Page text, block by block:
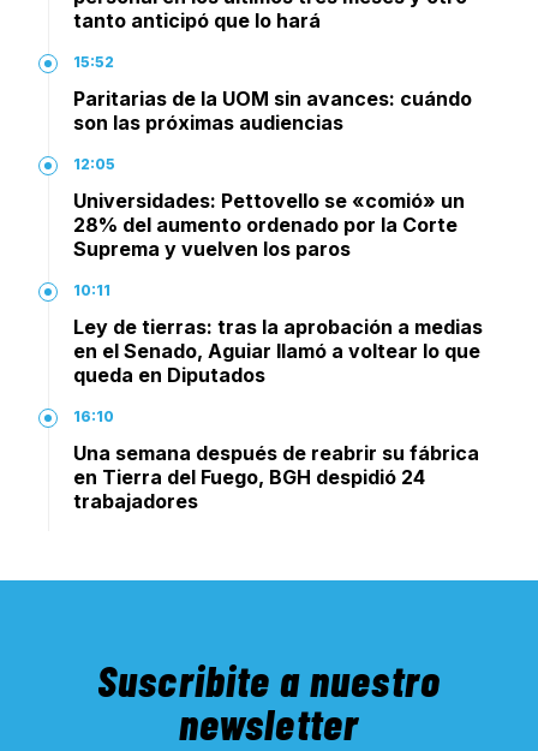
tanto anticipó que lo hará
15:52
Paritarias de la UOM sin avances: cuándo
son las próximas audiencias
12:05
Universidades: Pettovello se «comió» un
28% del aumento ordenado por la Corte
Suprema y vuelven los paros
10:11
Ley de tierras: tras la aprobación a medias
en el Senado, Aguiar llamó a voltear lo que
queda en Diputados
16:10
Una semana después de reabrir su fábrica
en Tierra del Fuego, BGH despidió 24
trabajadores
Suscribite a nuestro
newsletter